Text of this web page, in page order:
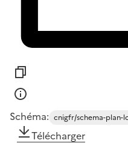
Schéma: cnigfr/schema-plan-
Télécharger